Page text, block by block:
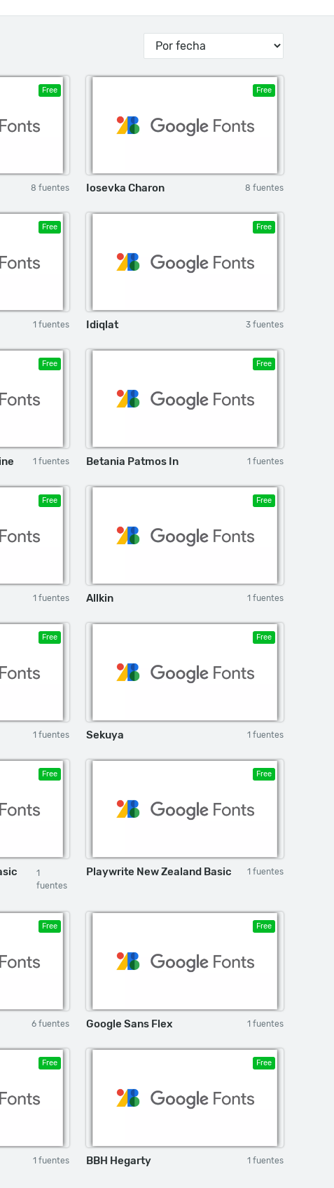
Free
8 fuentes
Free
Iosevka Charon 8 fuentes
Free
1 fuentes
Free
Idiqlat 3 fuentes
Free
1 fuentes
Free
Betania Patmos In 1 fuentes
Free
1 fuentes
Free
Allkin 1 fuentes
Free
1 fuentes
Free
Sekuya 1 fuentes
Free
1
fuentes
Free
Playwrite New Zealand Basic 1 fuentes
Free
6 fuentes
Free
Google Sans Flex 1 fuentes
Free
1 fuentes
Free
BBH Hegarty 1 fuentes